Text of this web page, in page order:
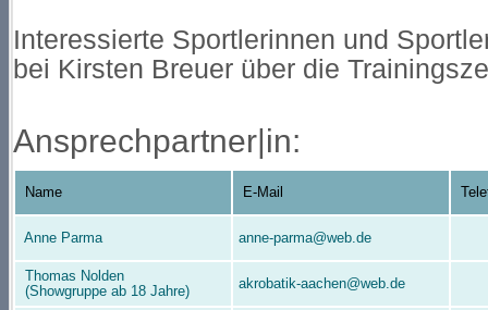
Interessierte Sportlerinnen und
bei Kirsten Breuer über die
Ansprechpartner|in:
Name E-Mail
Anne Parma anne-parma@web.de
Thomas Nolden
(Showgruppe ab 18 Jahre)
akrobatik-aachen@web.de